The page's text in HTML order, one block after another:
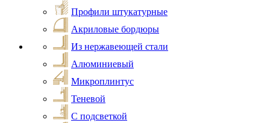
Профили штукатурные
Акриловые бордюры
Из нержавеющей стали
Алюминиевый
Микроплинтус
Теневой
С подсветкой